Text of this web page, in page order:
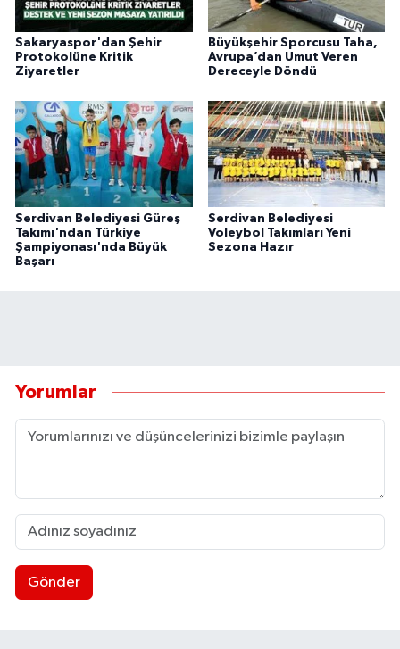
Sakaryaspor'dan Şehir
Protokolüne Kritik
Ziyaretler
Büyükşehir Sporcusu Taha,
Avrupa’dan Umut Veren
Dereceyle Döndü
Serdivan Belediyesi Güreş
Takımı'ndan Türkiye
Şampiyonası'nda Büyük
Başarı
Serdivan Belediyesi
Voleybol Takımları Yeni
Sezona Hazır
Yorumlar
Gönder